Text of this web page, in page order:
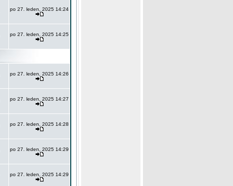
po 27. leden, 2025 14:24
po 27. leden, 2025 14:25
po 27. leden, 2025 14:26
po 27. leden, 2025 14:27
po 27. leden, 2025 14:28
po 27. leden, 2025 14:29
po 27. leden, 2025 14:29